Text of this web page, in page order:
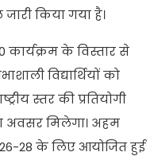
किया गया है।
के विस्तार से
विद्यार्थियों को
स्तर की प्रतियोगी
अवसर मिलेगा। अहम
28 के लिए आयोजित हुई